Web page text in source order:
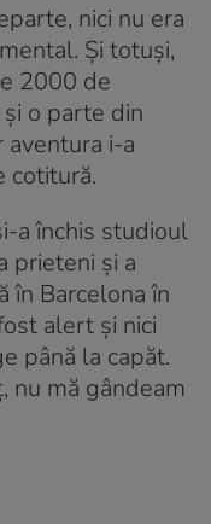
nici nu era
Și totuși,
2000 de
o parte din
aventura i-a
cotitură.
a închis studioul
prieteni și a
în Barcelona în
alert și nici
până la capăt.
nu mă gândeam